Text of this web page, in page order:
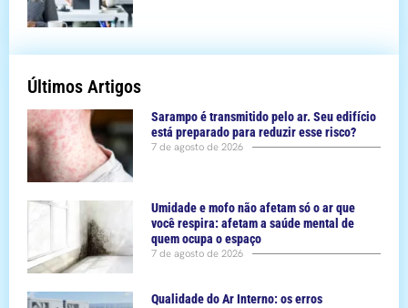
Últimos Artigos
Sarampo é transmitido pelo ar. Seu edifício
está preparado para reduzir esse risco?
7 de agosto de 2026
Umidade e mofo não afetam só o ar que
você respira: afetam a saúde mental de
quem ocupa o espaço
7 de agosto de 2026
Qualidade do Ar Interno: os erros